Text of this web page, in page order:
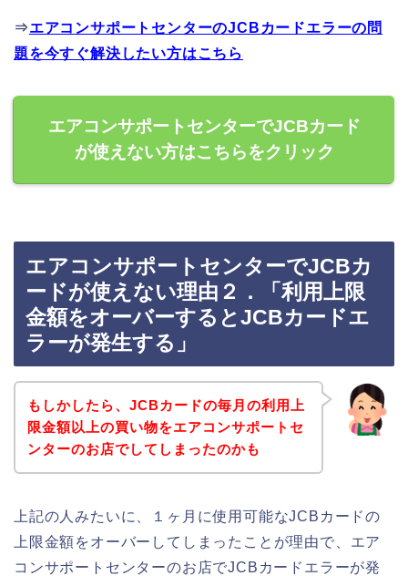
⇒エアコンサポートセンターのJCBカードエラーの問
題を今すぐ解決したい方はこちら
エアコンサポートセンターでJCBカード
が使えない方はこちらをクリック
エアコンサポートセンターでJCBカ
ードが使えない理由２．「利用上限
金額をオーバーするとJCBカードエ
ラーが発生する」
もしかしたら、JCBカードの毎月の利用上
限金額以上の買い物をエアコンサポートセ
ンターのお店でしてしまったのかも
上記の人みたいに、１ヶ月に使用可能なJCBカードの
上限金額をオーバーしてしまったことが理由で、エア
コンサポートセンターのお店でJCBカードエラーが発